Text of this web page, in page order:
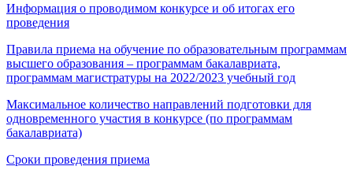
Информация о проводимом конкурсе и об итогах его
проведения
Правила приема на обучение по образовательным программам
высшего образования – программам бакалавриата,
программам магистратуры на 2022/2023 учебный год
Максимальное количество направлений подготовки для
одновременного участия в конкурсе (по программам
бакалавриата)
Сроки проведения приема